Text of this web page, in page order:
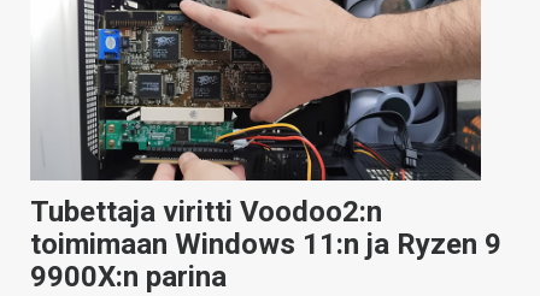
HINTA.FI
VAIHDA TEEMA
HAKU
Tubettaja viritti Voodoo2:n
toimimaan Windows 11:n ja Ryzen 9
9900X:n parina